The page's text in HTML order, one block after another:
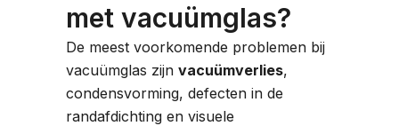
met vacuümglas?
De meest voorkomende problemen bij
vacuümglas zijn vacuümverlies,
condensvorming, defecten in de
randafdichting en visuele